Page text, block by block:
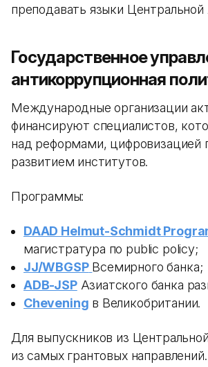
преподавать языки Центральной
Государственное
антикоррупционная
Международные организации
финансируют специалистов,
над реформами, цифровизацией
развитием институтов.
Программы:
DAAD Helmut-Schmidt
магистратура по public policy;
JJ/WBGSP Всемирного банка;
ADB-JSPАзиатского банка
Chevening в Великобритании.
Для выпускников из
из самых грантовых направлений.